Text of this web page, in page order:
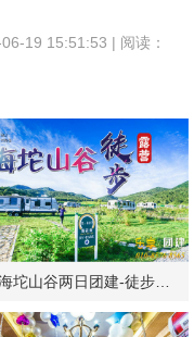
19 15:51:53 | 阅读：
延庆海坨山谷两日团建-徒步露营